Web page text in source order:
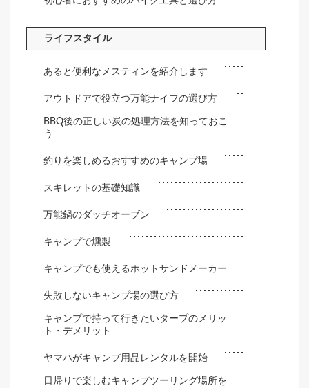
ライフスタイル
あると便利なメスティンを紹介します
アウトドアで役立つ万能ナイフの選び方
BBQ後の正しい炭の処理方法を知っておこ
う
釣りを楽しめるおすすめのキャンプ場
スキレットの基礎知識
万能鍋のダッチオーブン
キャンプで燻製
キャンプでも使えるホットサンドメーカー
失敗しないキャンプ場の選び方
キャンプで持って行きたいタープのメリッ
ト・デメリット
ヤマハがキャンプ用品レンタルを開始
日帰りで楽しむキャンプツーリング場所を